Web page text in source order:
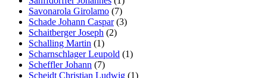
Savonarola Girolamo (7)
Schade Johann Caspar(3)
Schaitberger Joseph (2)
Schalling Martin (1)
Scharnschlager Leupold (1)
Scheffler Johann (7)
Scheidt Christian Ludwig (1)